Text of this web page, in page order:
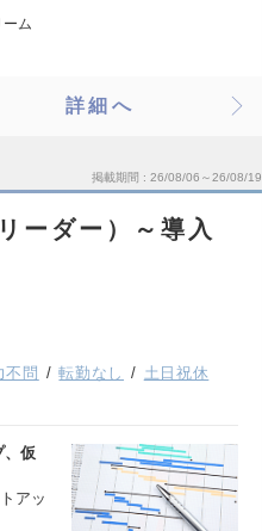
ム
詳細へ
掲載期間 26/08/06～26/08/19
ーダー）～導入
不問 転勤なし
土日祝休
、仮
アッ